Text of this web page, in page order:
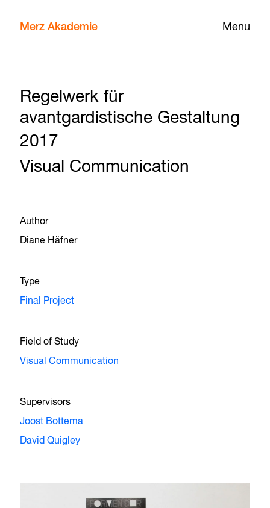
Menu
Merz Akademie
Regelwerk für
avantgardistische Gestaltung
2017
Visual Communication
Author
Diane Häfner
Type
Final Project
Field of Study
Visual Communication
Supervisors
Joost Bottema
David Quigley